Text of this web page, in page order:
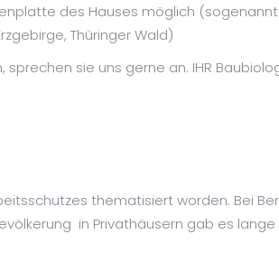
des Hauses möglich
Thüringer Wald)
sie uns gerne an. IHR
thematisiert worden. Bei
in Privathäusern gab es lange